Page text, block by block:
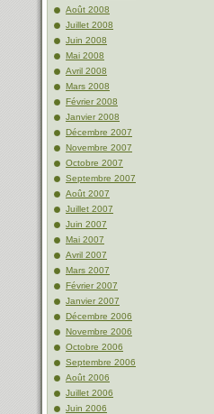
Août 2008
Juillet 2008
Juin 2008
Mai 2008
Avril 2008
Mars 2008
Février 2008
Janvier 2008
Décembre 2007
Novembre 2007
Octobre 2007
Septembre 2007
Août 2007
Juillet 2007
Juin 2007
Mai 2007
Avril 2007
Mars 2007
Février 2007
Janvier 2007
Décembre 2006
Novembre 2006
Octobre 2006
Septembre 2006
Août 2006
Juillet 2006
Juin 2006